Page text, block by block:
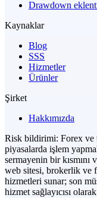
Drawdown
Kaynaklar
Blog
SSS
Hizmetler
Ürünler
Şirket
Hakkımızda
Risk bildirimi: Forex ve
piyasalarda işlem
sermayenin bir kısmını
web sitesi, brokerlik ve
hizmetleri sunar; son
hizmet sağlayıcısı